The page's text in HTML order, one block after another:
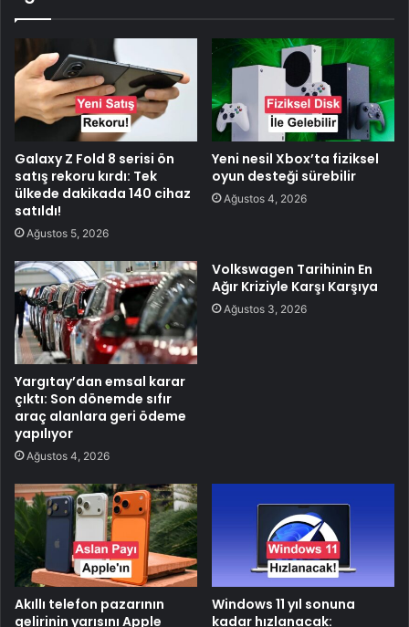
Galaxy Z Fold 8 serisi ön
satış rekoru kırdı: Tek
ülkede dakikada 140 cihaz
satıldı!
Ağustos 5, 2026
Yeni nesil Xbox’ta fiziksel
oyun desteği sürebilir
Ağustos 4, 2026
Yargıtay’dan emsal karar
çıktı: Son dönemde sıfır
araç alanlara geri ödeme
yapılıyor
Ağustos 4, 2026
Volkswagen Tarihinin En
Ağır Kriziyle Karşı Karşıya
Ağustos 3, 2026
Akıllı telefon pazarının
gelirinin yarısını Apple
Windows 11 yıl sonuna
kadar hızlanacak: